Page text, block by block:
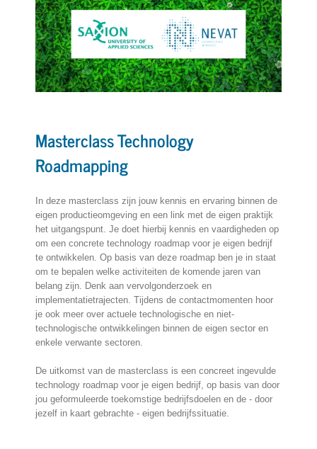
Masterclass Technology
Roadmapping
In deze masterclass zijn jouw kennis en ervaring binnen de
eigen productieomgeving en een link met de eigen praktijk
het uitgangspunt. Je doet hierbij kennis en vaardigheden op
om een concrete technology roadmap voor je eigen bedrijf
te ontwikkelen. Op basis van deze roadmap ben je in staat
om te bepalen welke activiteiten de komende jaren van
belang zijn. Denk aan vervolgonderzoek en
implementatietrajecten. Tijdens de contactmomenten hoor
je ook meer over actuele technologische en niet-
technologische ontwikkelingen binnen de eigen sector en
enkele verwante sectoren.
De uitkomst van de masterclass is een concreet ingevulde
technology roadmap voor je eigen bedrijf, op basis van door
jou geformuleerde toekomstige bedrijfsdoelen en de - door
jezelf in kaart gebrachte - eigen bedrijfssituatie.